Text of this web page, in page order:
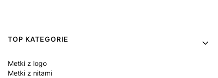
Linki w stopce
TOP KATEGORIE
Metki z logo
Metki z nitami